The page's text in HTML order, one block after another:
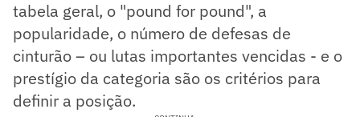
tabela geral, o "pound for pound", a
popularidade, o número de defesas de
cinturão – ou lutas importantes vencidas - e o
prestígio da categoria são os critérios para
definir a posição.